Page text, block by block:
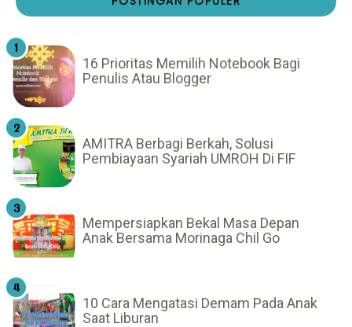
16 Prioritas Memilih Notebook Bagi
Penulis Atau Blogger
AMITRA Berbagi Berkah, Solusi
Pembiayaan Syariah UMROH Di FIF
Mempersiapkan Bekal Masa Depan
Anak Bersama Morinaga Chil Go
10 Cara Mengatasi Demam Pada Anak
Saat Liburan